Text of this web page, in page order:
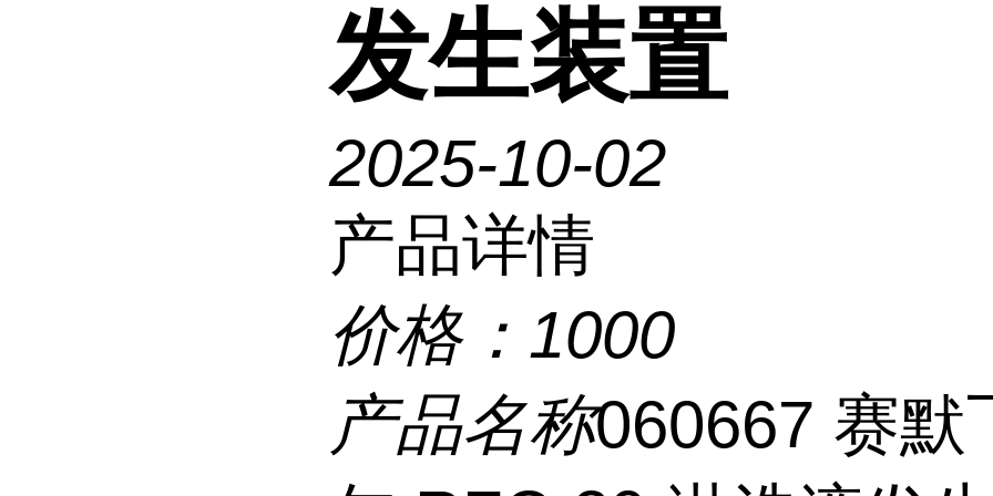
发生装置
2025-10-02
产品详情
价格： 1000
产品名称060667 赛默